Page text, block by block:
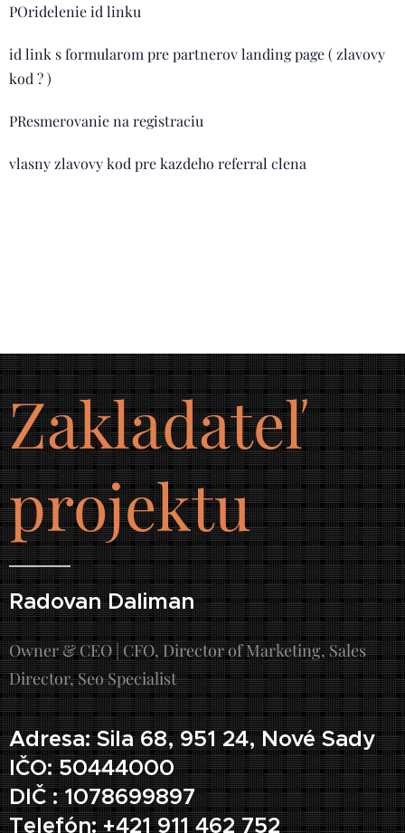
POridelenie id linku
id link s formularom pre partnerov landing page ( zlavovy
kod ? )
PResmerovanie na registraciu
vlasny zlavovy kod pre kazdeho referral clena
Zakladateľ
projektu
Radovan Daliman
Owner & CEO | CFO, Director of Marketing, Sales
Director, Seo Specialist
Adresa: Sila 68, 951 24, Nové Sady
IČO: 50444000
DIČ : 1078699897
Telefón: +421 911 462 752